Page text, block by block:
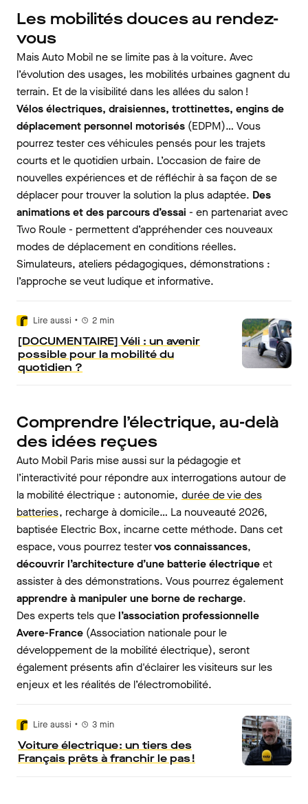
Les mobilités douces au rendez-
vous
Mais Auto Mobil ne se limite pas à la voiture. Avec
l’évolution des usages, les mobilités urbaines gagnent du
terrain. Et de la visibilité dans les allées du salon !
Vélos électriques, draisiennes, trottinettes, engins de
déplacement personnel motorisés (EDPM)… Vous
pourrez tester ces véhicules pensés pour les trajets
courts et le quotidien urbain. L’occasion de faire de
nouvelles expériences et de réfléchir à sa façon de se
déplacer pour trouver la solution la plus adaptée. Des
animations et des parcours d’essai - en partenariat avec
Two Roule - permettent d’appréhender ces nouveaux
modes de déplacement en conditions réelles.
Simulateurs, ateliers pédagogiques, démonstrations :
l’approche se veut ludique et informative.
Lire aussi • 2 min
[DOCUMENTAIRE] Véli : un avenir
possible pour la mobilité du
quotidien ?
Comprendre l’électrique, au-delà
des idées reçues
Auto Mobil Paris mise aussi sur la pédagogie et
l’interactivité pour répondre aux interrogations autour de
la mobilité électrique : autonomie, durée de vie des
batteries, recharge à domicile… La nouveauté 2026,
baptisée Electric Box, incarne cette méthode. Dans cet
espace, vous pourrez testervos connaissances,
découvrir l’architecture d’une batterie électriqueet
assister à des démonstrations. Vous pourrez également
apprendre à manipuler une borne de recharge.
Des experts tels quel’association professionnelle
Avere-France (Association nationale pour le
développement de la mobilité électrique), seront
également présents afin d'éclairer les visiteurs sur les
enjeux et les réalités de l’électromobilité.
Lire aussi • 3 min
Voiture électrique : un tiers des
Français prêts à franchir le pas !